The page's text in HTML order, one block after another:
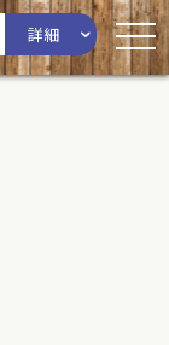
詳細